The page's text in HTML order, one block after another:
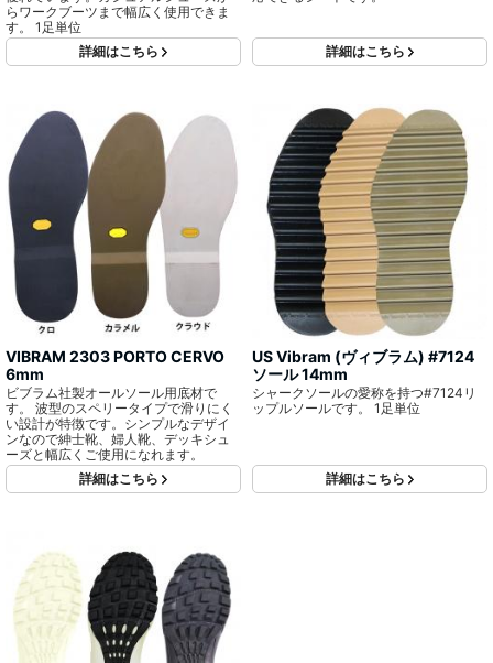
らワークブーツまで幅広く使用できま
す。 1足単位
詳細はこちら
詳細はこちら
VIBRAM 2303 PORTO CERVO
6mm
ビブラム社製オールソール用底材で
す。 波型のスペリータイプで滑りにく
い設計が特徴です。シンプルなデザイ
ンなので紳士靴、婦人靴、デッキシュ
ーズと幅広くご使用になれます。
詳細はこちら
US Vibram (ヴィブラム) #7124
ソール 14mm
シャークソールの愛称を持つ#7124リ
ップルソールです。 1足単位
詳細はこちら